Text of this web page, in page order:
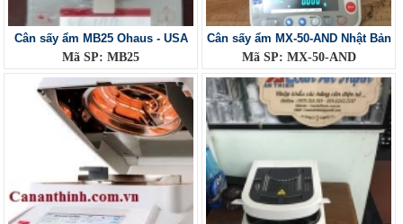
Cân sấy ẩm MB25 Ohaus - USA
Mã SP: MB25
Cân sấy ẩm MX-50-AND Nhật Bản
Mã SP: MX-50-AND